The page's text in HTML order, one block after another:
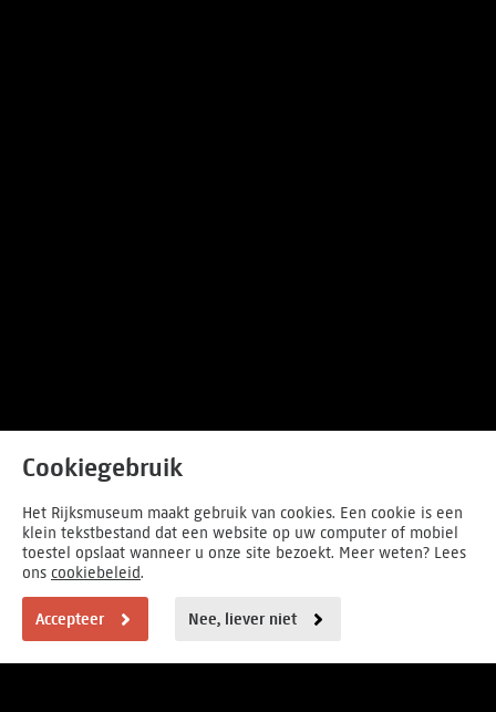
Cookiegebruik
Het Rijksmuseum maakt gebruik van cookies. Een cookie is een
klein tekstbestand dat een website op uw computer of mobiel
toestel opslaat wanneer u onze site bezoekt. Meer weten? Lees
ons cookiebeleid.
Accepteer Nee, liever niet